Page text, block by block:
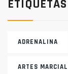
ETIQUETAS
ADRENALINA
ARTES